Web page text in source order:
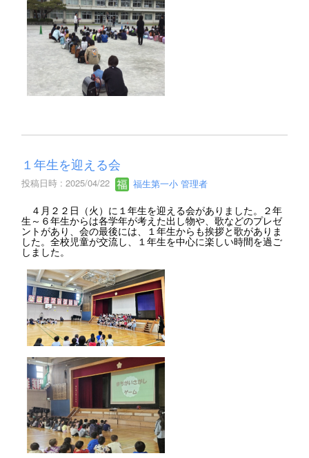
１年生を迎える会
投稿日時 : 2025/04/22 福生第一小 管理者
４月２２日（火）に１年生を迎える会がありました。２年
生～６年生からは各学年が考えた出し物や、歌などのプレゼ
ントがあり、会の最後には、１年生からも挨拶と歌がありま
した。全校児童が交流し、１年生を中心に楽しい時間を過ご
しました。